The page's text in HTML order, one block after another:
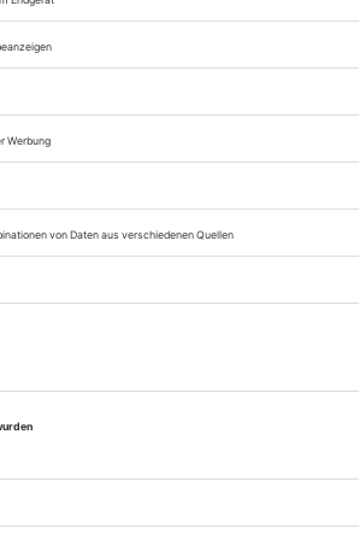
Opernwelt
Sie können alle Vorteile
sofort nutzen
Digital-Abo testen